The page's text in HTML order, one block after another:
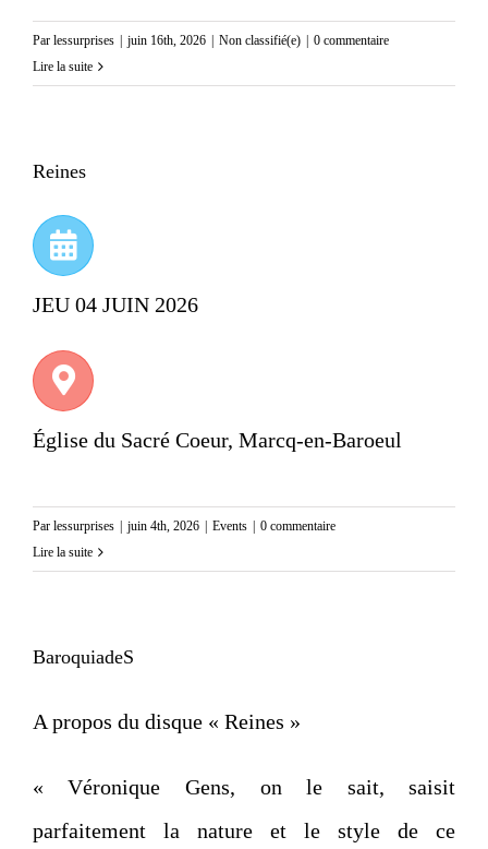
Par lessurprises | juin 16th, 2026 | Non classifié(e) | 0 commentaire
Lire la suite
Reines
JEU 04 JUIN 2026
Église du Sacré Coeur, Marcq-en-Baroeul
Par lessurprises juin 4th, 2026 Events
0 commentaire
Lire la suite
BaroquiadeS
A propos du disque « Reines »
« Véronique Gens, on le sait, saisit
parfaitement la nature et le style de ce